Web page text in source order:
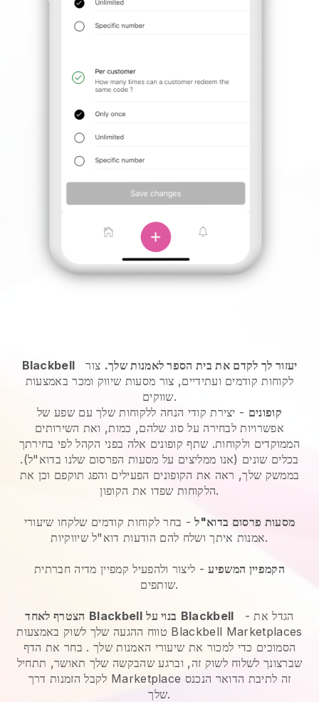
Blackbell יעזור לך לקדם את בית הספר לאמנות שלך. צור
לקוחות קודמים ועתידיים, צור מסעות שיווק ומכר באמצעות
שווקים.
קופונים - יצירת קודי הנחה ללקוחות שלך עם שפע של
אפשרויות לבחירה על סוג שלהם, כמות, ואת השירותים
הממוקדים ולקוחות. שתף קופונים אלה בפני הקהל לפי בחירתך
בכלים שונים (אנו ממליצים על מסעות הפרסום שלנו בדוא"ל).
בממשק שלך, ראה את הקופונים הפעילים והפג תוקפם וכן את
הלקוחות שפדו את הקופון.
מסעות פרסום בדוא"ל- בחר לקוחות קודמים שלקחו שיעורי
אמנות איתך ושלח להם הודעות דוא"ל שיווקיות.
הקמפיין המשפיע- ליצור ולהפעיל קמפיין מדיה חברתית
שותפים.
הצטרף לאחד Blackbell בנוי על Blackbell - הגדל את
טווח ההגעה שלך לשוק באמצעות Blackbell Marketplaces
הסמוכים כדי למכור את שיעורי האמנות שלך . בחר את הדף
שברצונך לשלוח לשוק זה, וברגע שהבקשה שלך תאושר, תתחיל
לקבל הזמנות דרך Marketplace זה לתיבת הדואר הנכנס
שלך.